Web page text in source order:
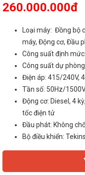
260.000.000đ
Loại máy: Đồng bộ
máy, Động cơ, Đầu
Công suất định
Công suất dự
Điện áp: 415/240V,
Tần số: 50Hz/
Động cơ: Diesel, 4
tốc điện tử
Đầu phát: Không
Bộ điều khiển: